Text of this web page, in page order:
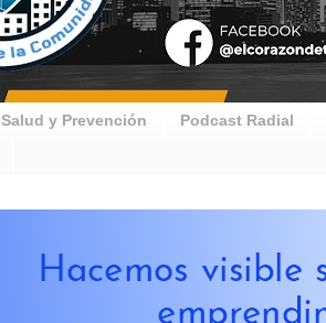
Salud y Prevención Podcast Radial